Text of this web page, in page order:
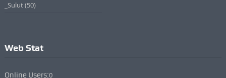
_Sulut(50)
Web Stat
Online Users:0